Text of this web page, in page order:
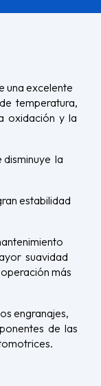
una excelente
temperatura,
oxidación y la
la
estabilidad
suavidad
más
engranajes,
de las